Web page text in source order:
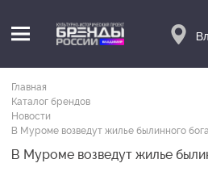
Главная
Каталог брендов
Новости
В Муроме возведут жилье былинного
В Муроме возведут жилье